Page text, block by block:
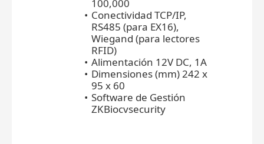
100,000
Conectividad TCP/IP,
RS485 (para EX16),
Wiegand (para lectores
RFID)
Alimentación 12V DC, 1A
Dimensiones (mm) 242 x
95 x 60
Software de Gestión
ZKBiocvsecurity